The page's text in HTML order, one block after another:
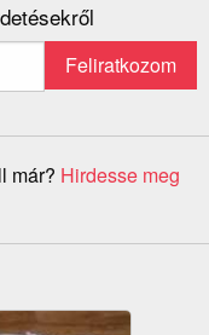
már? Hirdesse meg